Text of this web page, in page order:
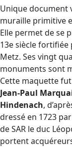
Unique document
muraille primitive
Elle permet de se
13e siècle fortifiée
Metz. Ses vingt
monuments sont
Cette maquette
Jean-Paul
Hindenach,
dressé en 1723
de SAR le duc
portent